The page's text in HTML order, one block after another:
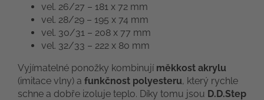
vel. 26/27 – 181 x 72 mm
vel. 28/29 – 195 x 74 mm
vel. 30/31 – 208 x 77 mm
vel. 32/33 – 222 x 80 mm
Vyjímatelné ponožky kombinují měkkost akrylu
(imitace vlny) a funkčnost polyesteru, který rychle
schne a dobře izoluje teplo. Díky tomu jsou D.D.Step